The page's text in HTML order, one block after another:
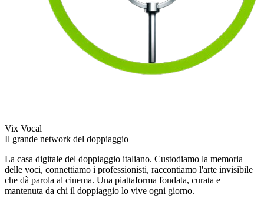
Vix Vocal
Il grande network del doppiaggio
La casa digitale del doppiaggio italiano. Custodiamo la memoria
delle voci, connettiamo i professionisti, raccontiamo l'arte invisibile
che dà parola al cinema. Una piattaforma fondata, curata e
mantenuta da chi il doppiaggio lo vive ogni giorno.